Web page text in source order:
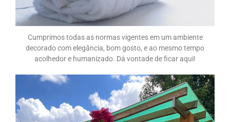
Cumprimos todas as normas vigentes em um ambiente
decorado com elegância, bom gosto, e ao mesmo tempo
acolhedor e humanizado. Dá vontade de ficar aqui!